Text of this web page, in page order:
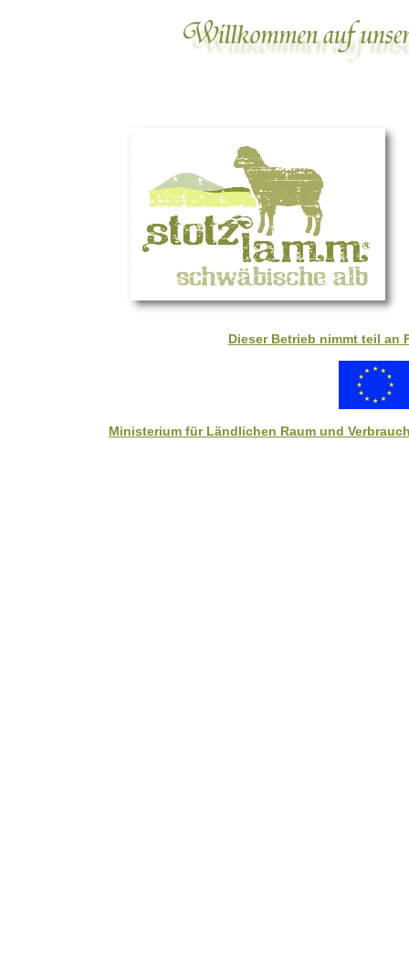
Dieser Betrieb nimmt teil an
Ministerium für Ländlichen Raum und